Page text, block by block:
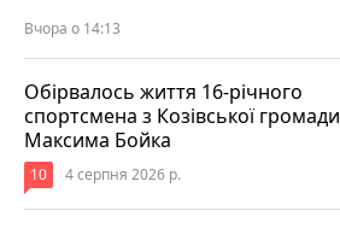
Вчора о 14:13
Обірвалось життя 16-річного
спортсмена з Козівської громади
Максима Бойка
10 4 серпня 2026 р.